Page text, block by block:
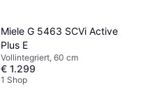
Miele G 5463 SCVi Active
Plus E
Vollintegriert, 60 cm
€ 1.299
1 Shop